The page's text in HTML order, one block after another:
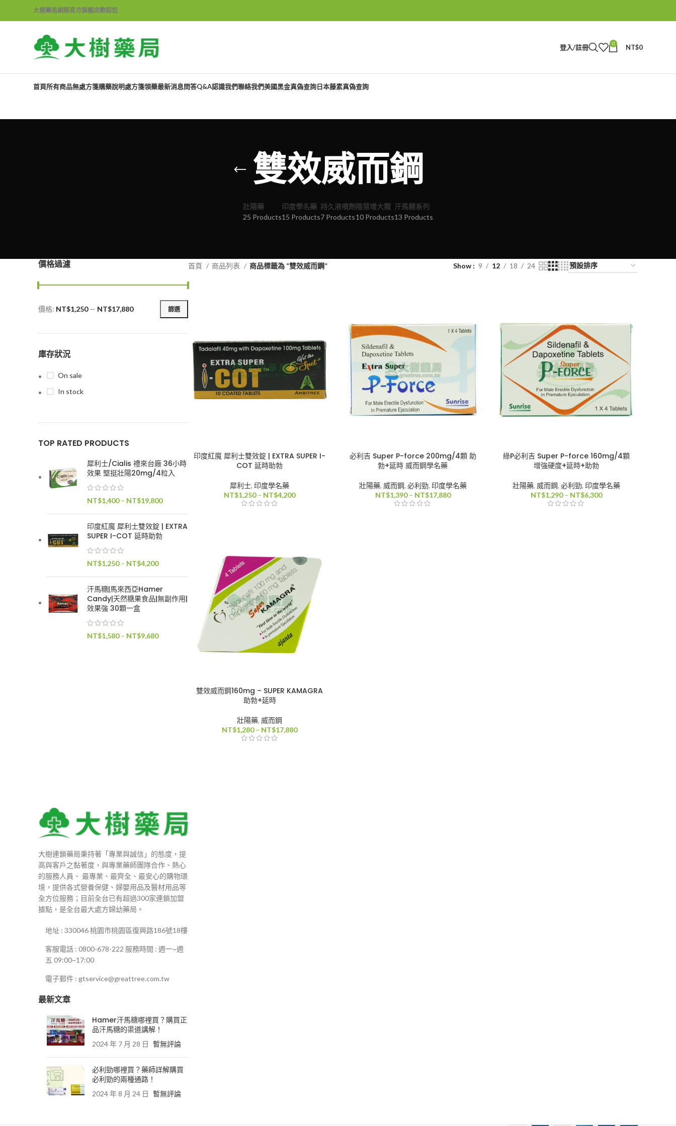
大樹藥局網路官方旗艦店歡迎您
登入/註冊 0 NT$0
首頁所有商品無處方箋購藥說明處方箋領藥最新消息問答Q&A認識我們聯絡我們美國黑金真偽查詢日本藤素真偽查詢
雙效威而鋼
壯陽藥
25 Products
印度學名藥
15 Products
持久液噴劑
7 Products
陰莖增大類
10 Products
汗馬糖系列
13 Products
價格過濾
最
價
最
價
篩選
價格: NT$1,250— NT$17,880
庫存狀況
On sale
In stock
TOP RATED PRODUCTS
犀利士/Cialis 禮來台廠 36小時
效果 堅挺壯陽20mg/4粒入
NT$1,400 – NT$19,800價
範
印度紅魔 犀利士雙效錠 | EXTRA
SUPER I-COT 延時助勃
NT$1,250 – NT$4,200價
圍：
汗馬糖|馬來西亞Hamer
Candy|天然糖果食品|無副作用|
效果強 30顆一盒
NT$1,580 – NT$9,680價
首頁 商品列表 商品標籤為 “雙效威而鋼” Show 9 12 18 24
印度紅魔 犀利士雙效錠 | EXTRA SUPER I-
COT 延時助勃
犀利士, 印度學名藥
NT$1,250 – NT$4,200價
必利吉 Super P-force 200mg/4顆 助
勃+延時 威而鋼學名藥
壯陽藥, 威而鋼, 必利勁, 印度學名藥
NT$1,390 – NT$17,880價
綠P必利吉 Super P-force 160mg/4顆
增強硬度+延時+助勃
壯陽藥, 威而鋼, 必利勁, 印度學名藥
NT$1,290 – NT$6,300價
雙效威而鋼160mg – SUPER KAMAGRA
助勃+延時
壯陽藥, 威而鋼
NT$1,280 – NT$17,880價
大樹連鎖藥局秉持著「專業與誠信」的態度，提
高與客戶之黏著度，與專業藥師團隊合作、熱心
的服務人員、 最專業、最齊全、最安心的購物環
境，提供各式營養保健、婦嬰用品及醫材用品等
全方位服務；目前全台已有超過300家連鎖加盟
據點，是全台最大處方婦幼藥局。
地址 : 330046 桃園市桃園區復興路186號18樓
客服電話 : 0800-678-222 服務時間 : 週一~週
五 09:00~17:00
電子郵件 : gtservice@greattree.com.tw
最新文章
Hamer汗馬糖哪裡買？購買正
品汗馬糖的渠道講解！
2024 年 7 月 28 日 暫無評論
必利勁哪裡買？藥師詳解購買
必利勁的兩種通路！
2024 年 8 月 24 日 暫無評論